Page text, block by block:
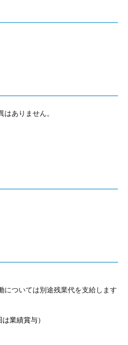
ありません。
ついては別途残業代を支給します
業績賞与）